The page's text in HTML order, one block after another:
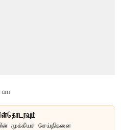
am
முக்கியச் செய்திகளை